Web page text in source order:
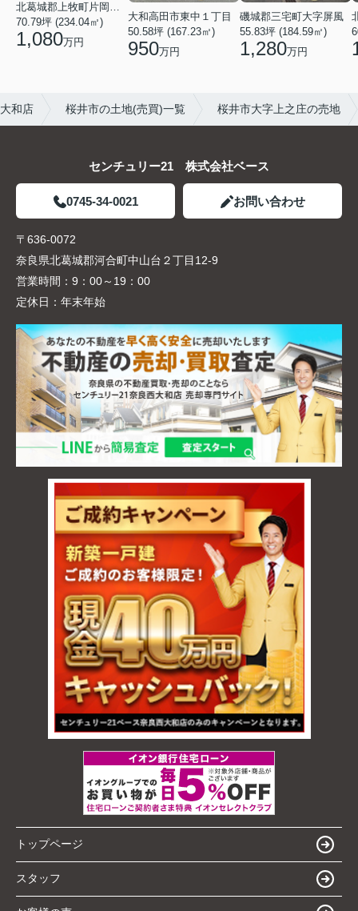
北葛城郡上牧町片岡台１丁目
70.79坪 (234.04㎡)
1,080万円
大和高田市東中１丁目
50.58坪 (167.23㎡)
950万円
磯城郡三宅町大字屏風
55.83坪 (184.59㎡)
1,280万円
和店 桜井市の土地(売買)一覧 桜井市大字上之庄の売地
センチュリー21 株式会社ベース
0745-34-0021 お問い合わせ
〒636-0072
奈良県北葛城郡河合町中山台２丁目12-9
営業時間： 9：00～19：00
定休日： 年末年始
トップページ
スタッフ